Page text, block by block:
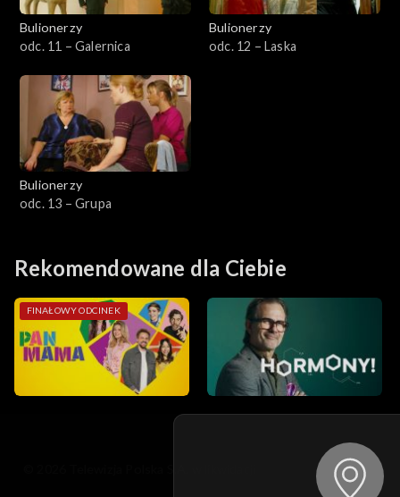
Bulionerzy
odc. 11 – Galernica
Bulionerzy
odc. 12 – Laska
Bulionerzy
odc. 13 – Grupa
Rekomendowane dla Ciebie
FINAŁOWY ODCINEK